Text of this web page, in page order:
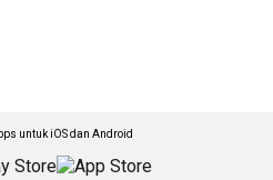
untuk iOS dan Android